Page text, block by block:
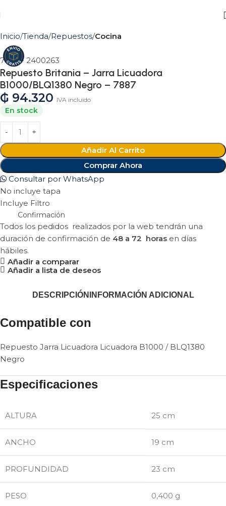
Inicio Tienda Repuestos Cocina
7887 - 2400263
Repuesto Britania – Jarra Licuadora
B1000/BLQ1380 Negro – 7887
₲ 94.320 IVA incluido
En stock
Añadir Al Carrito
Comprar Ahora
Consultar por WhatsApp
No incluye tapa
Incluye Filtro
Confirmación
Todos los pedidos realizados por la web tendrán una
duración de confirmación de 48 a 72 horas en días
hábiles.
Añadir a comparar
Añadir a lista de deseos
DESCRIPCIÓN INFORMACIÓN ADICIONAL
Compatible con
Repuesto Jarra Licuadora Licuadora B1000 / BLQ1380
Negro
Especificaciones
ALTURA 25 cm
ANCHO 19 cm
PROFUNDIDAD 23 cm
PESO 0,400 g